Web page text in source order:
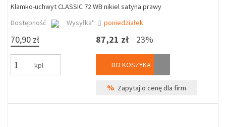
Klamko-uchwyt CLASSIC 72 WB nikiel satyna prawy
Dostępność
Wysyłka*: poniedziałek
70,90 zł
kpl
87,21 zł 23%
DO KOSZYKA
% Zapytaj o cenę dla firm